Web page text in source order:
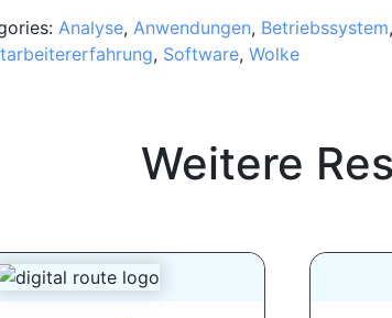
Analyse, Anwendungen, Betriebssystem,
, Software, Wolke
Weitere